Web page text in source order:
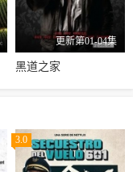
更新第01-04集
黑道之家
3.0